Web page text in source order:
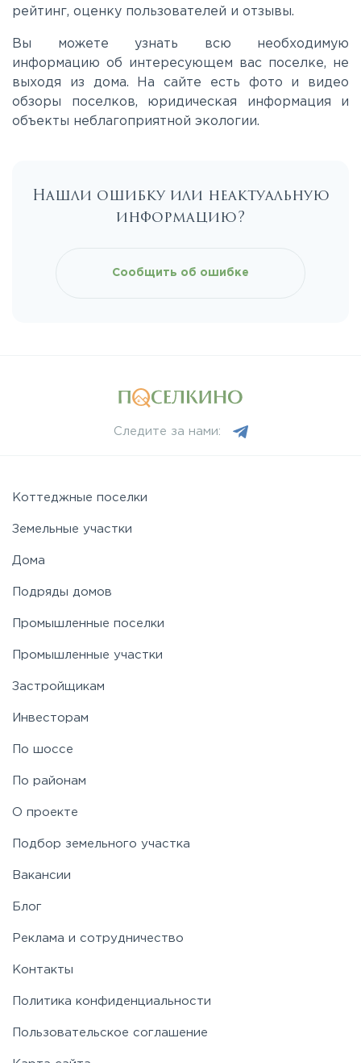
Минское
Новорижское
Симферопольское
Фряновское
Ярославское
рейтинг, оценку пользователей и отзывы.
Вы можете узнать всю необходимую
информацию об интересующем вас поселке, не
выходя из дома. На сайте есть фото и видео
обзоры поселков, юридическая информация и
объекты неблагоприятной экологии.
Нашли ошибку или неактуальную
информацию?
Сообщить об ошибке
Следите за нами:
Коттеджные поселки
Земельные участки
Дома
Подряды домов
Промышленные поселки
Промышленные участки
Застройщикам
Инвесторам
По шоссе
По районам
О проекте
Подбор земельного участка
Вакансии
Блог
Реклама и сотрудничество
Контакты
Политика конфиденциальности
Пользовательское соглашение